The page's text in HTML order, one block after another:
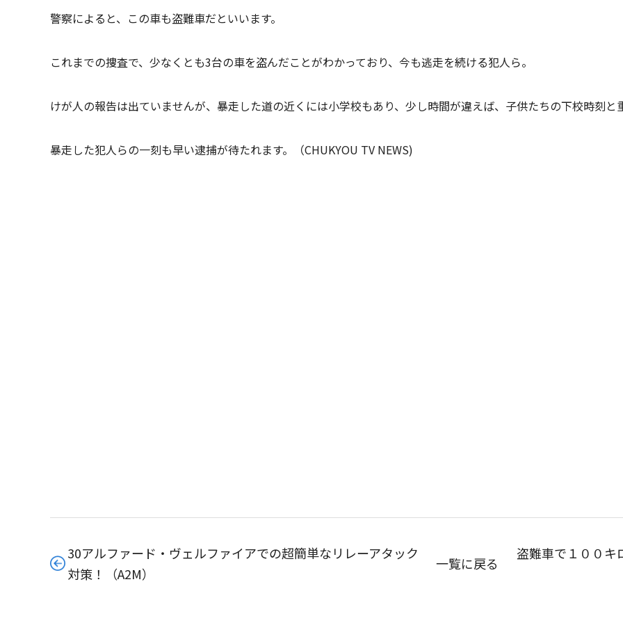
警察によると、この車も盗難車だといいます。
これまでの捜査で、少なくとも3台の車を盗んだことがわかっており、今も逃走を続ける犯人ら。
けが人の報告は出ていませんが、暴走した道の近くには小学校もあり、少し時間が違えば、子供たちの下校時刻と
暴走した犯人らの一刻も早い逮捕が待たれます。（CHUKYOU TV NEWS)
30アルファード・ヴェルファイアでの超簡単なリレーアタック
対策！（A2M）
一覧に戻る
盗難車で１００